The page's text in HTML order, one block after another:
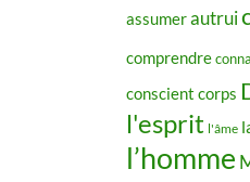
assumerautrui
comprendre
conscient corps
l'esprit l'âme
l’homme